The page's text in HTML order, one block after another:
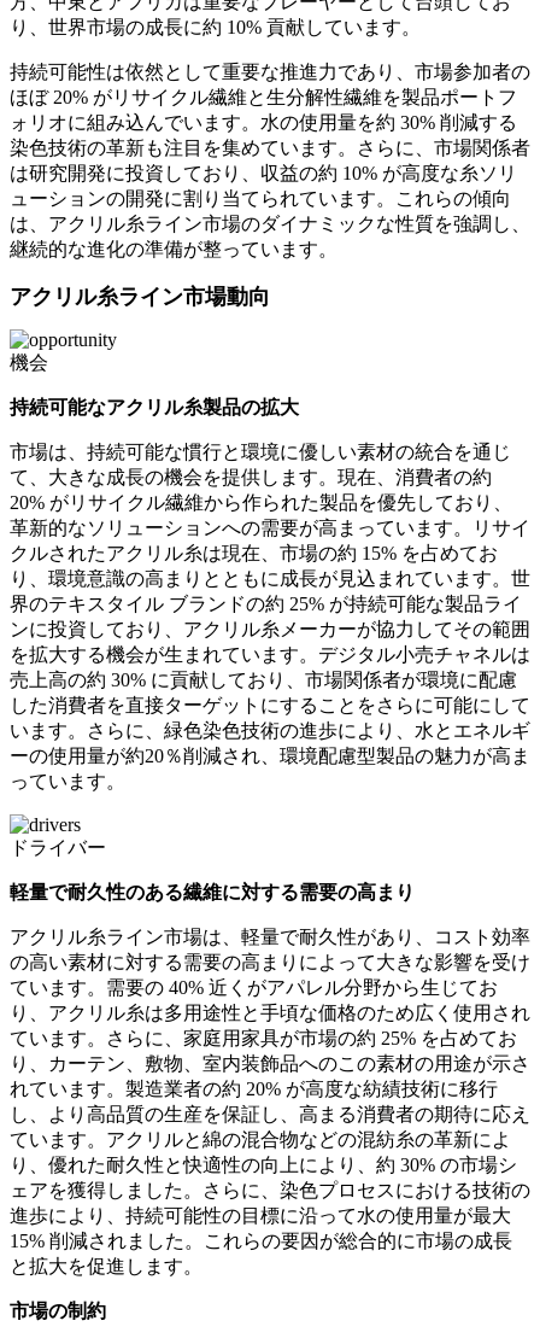
り、世界市場の成長に約 10% 貢献しています。
持続可能性は依然として重要な推進力であり、市場参加者の
ほぼ 20% がリサイクル繊維と生分解性繊維を製品ポートフ
ォリオに組み込んでいます。水の使用量を約 30% 削減する
染色技術の革新も注目を集めています。さらに、市場関係者
は研究開発に投資しており、収益の約 10% が高度な糸ソリ
ューションの開発に割り当てられています。これらの傾向
は、アクリル糸ライン市場のダイナミックな性質を強調し、
継続的な進化の準備が整っています。
アクリル糸ライン市場動向
機会
持続可能なアクリル糸製品の拡大
市場は、持続可能な慣行と環境に優しい素材の統合を通じ
て、大きな成長の機会を提供します。現在、消費者の約
20% がリサイクル繊維から作られた製品を優先しており、
革新的なソリューションへの需要が高まっています。リサイ
クルされたアクリル糸は現在、市場の約 15% を占めてお
り、環境意識の高まりとともに成長が見込まれています。世
界のテキスタイル ブランドの約 25% が持続可能な製品ライ
ンに投資しており、アクリル糸メーカーが協力してその範囲
を拡大する機会が生まれています。デジタル小売チャネルは
売上高の約 30% に貢献しており、市場関係者が環境に配慮
した消費者を直接ターゲットにすることをさらに可能にして
います。さらに、緑色染色技術の進歩により、水とエネルギ
ーの使用量が約20％削減され、環境配慮型製品の魅力が高ま
っています。
ドライバー
軽量で耐久性のある繊維に対する需要の高まり
アクリル糸ライン市場は、軽量で耐久性があり、コスト効率
の高い素材に対する需要の高まりによって大きな影響を受け
ています。需要の 40% 近くがアパレル分野から生じてお
り、アクリル糸は多用途性と手頃な価格のため広く使用され
ています。さらに、家庭用家具が市場の約 25% を占めてお
り、カーテン、敷物、室内装飾品へのこの素材の用途が示さ
れています。製造業者の約 20% が高度な紡績技術に移行
し、より高品質の生産を保証し、高まる消費者の期待に応え
ています。アクリルと綿の混合物などの混紡糸の革新によ
り、優れた耐久性と快適性の向上により、約 30% の市場シ
ェアを獲得しました。さらに、染色プロセスにおける技術の
進歩により、持続可能性の目標に沿って水の使用量が最大
15% 削減されました。これらの要因が総合的に市場の成長
と拡大を促進します。
市場の制約